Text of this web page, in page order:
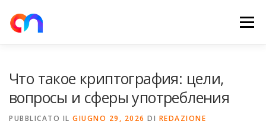
contenuto
Menu
Что такое криптография: цели,
вопросы и сферы употребления
PUBBLICATO IL GIUGNO 29, 2026 DI REDAZIONE